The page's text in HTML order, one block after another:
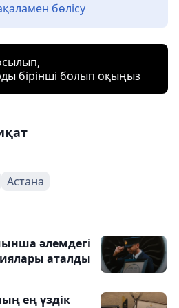
бөлісу
бірінші болып оқыңыз
Астана
әлемдегі
аталды
ең үздік